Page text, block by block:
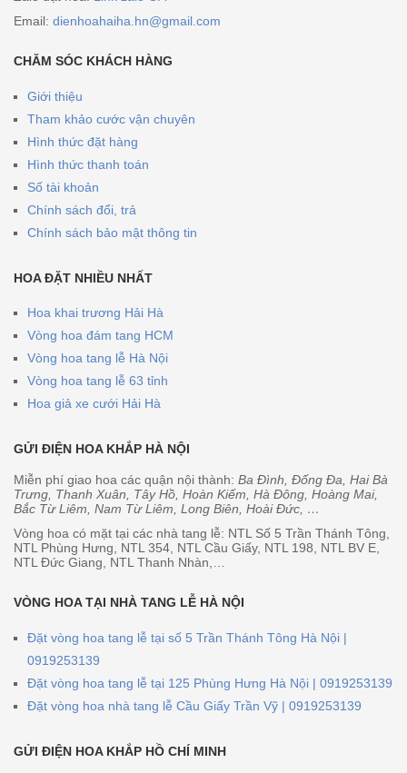
Email: dienhoahaiha.hn@gmail.com
CHĂM SÓC KHÁCH HÀNG
Giới thiệu
Tham khảo cước vận chuyên
Hình thức đặt hàng
Hình thức thanh toán
Số tài khoản
Chính sách đổi, trả
Chính sách bảo mật thông tin
HOA ĐẶT NHIỀU NHẤT
Hoa khai trương Hải Hà
Vòng hoa đám tang HCM
Vòng hoa tang lễ Hà Nội
Vòng hoa tang lễ 63 tỉnh
Hoa giả xe cưới Hải Hà
GỬI ĐIỆN HOA KHẮP HÀ NỘI
Miễn phí giao hoa các quận nội thành: Ba Đình, Đống Đa, Hai Bà
Trưng, Thanh Xuân, Tây Hồ, Hoàn Kiếm, Hà Đông, Hoàng Mai,
Bắc Từ Liêm, Nam Từ Liêm, Long Biên, Hoài Đức, …
Vòng hoa có mặt tại các nhà tang lễ: NTL Số 5 Trần Thánh Tông,
NTL Phùng Hưng, NTL 354, NTL Cầu Giấy, NTL 198, NTL BV E,
NTL Đức Giang, NTL Thanh Nhàn,…
VÒNG HOA TẠI NHÀ TANG LỄ HÀ NỘI
Đặt vòng hoa tang lễ tại số 5 Trần Thánh Tông Hà Nội |
0919253139
Đặt vòng hoa tang lễ tại 125 Phùng Hưng Hà Nội | 0919253139
Đặt vòng hoa nhà tang lễ Cầu Giấy Trần Vỹ | 0919253139
GỬI ĐIỆN HOA KHẮP HỒ CHÍ MINH